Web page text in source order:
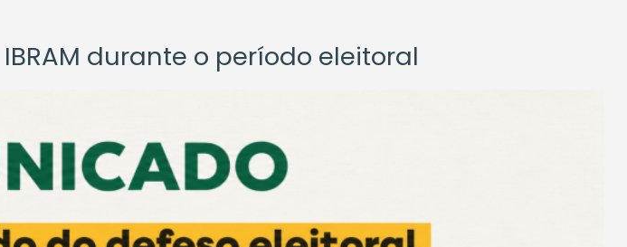
durante o período eleitoral